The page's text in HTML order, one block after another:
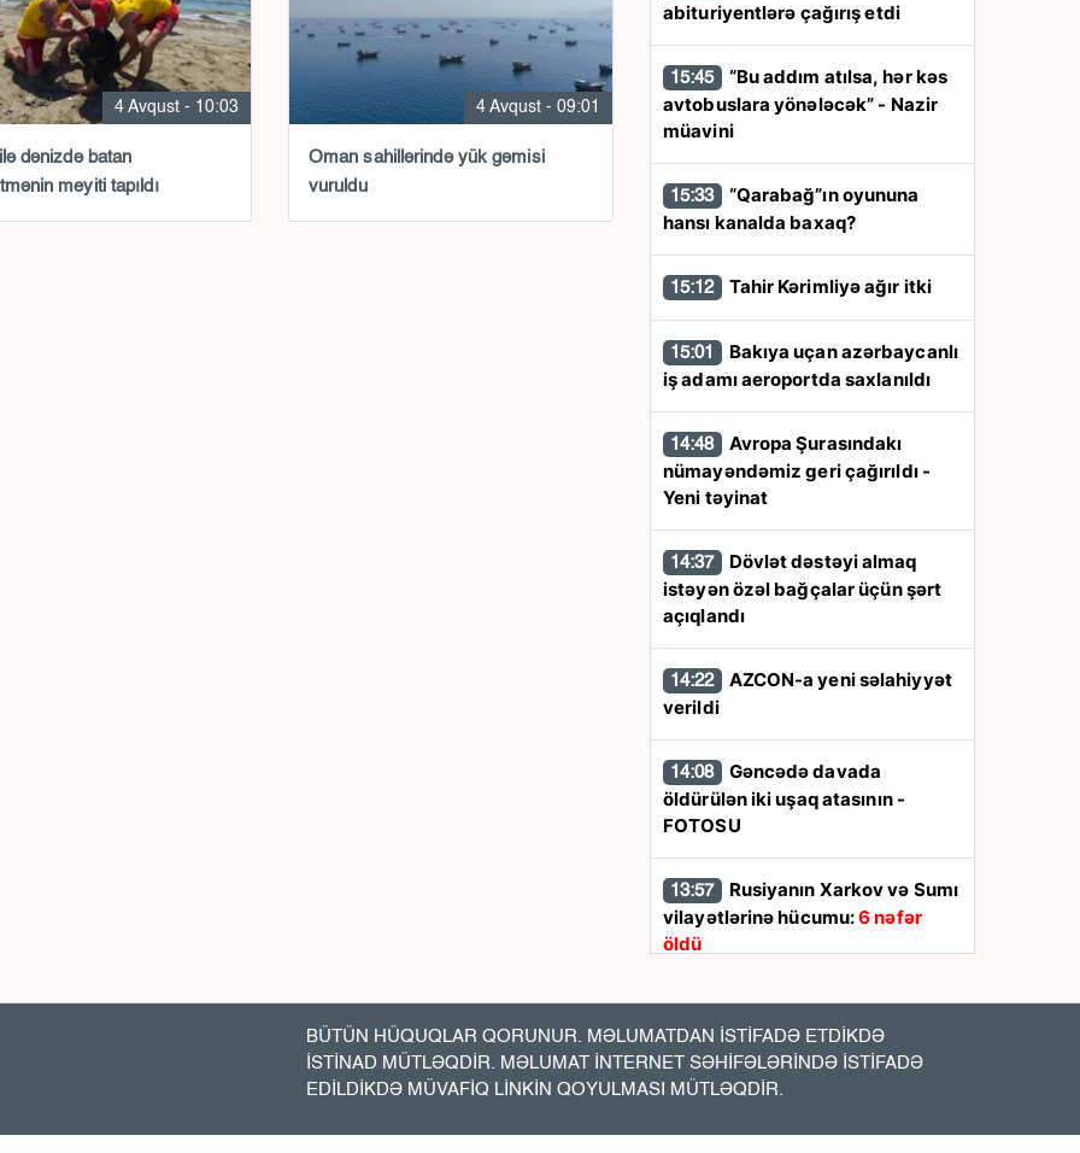
4 Avqust - 10:03
dənizdə batan
meyiti tapıldı
4 Avqust - 09:01
Oman sahillərində yük gəmisi
vuruldu
abituriyentlərə çağırış etdi
15:45
avtobuslara yönələcək” - Nazir
müavini
15:33
hansı kanalda baxaq?
15:12 Tahir Kərimliyə ağır itki
15:01
iş adamı aeroportda saxlanıldı
14:48
nümayəndəmiz geri çağırıldı -
Yeni təyinat
14:37
istəyən özəl bağçalar üçün şərt
açıqlandı
14:22
verildi
14:08
öldürülən iki uşaq atasının -
FOTOSU
13:57
vilayətlərinə hücumu:6 nəfər
öldü
13:48 Ukrayna Rusiyanın
Yaroslavl neft emalı zavodunu
vurdu
BÜTÜN HÜQUQLAR QORUNUR. MƏLUMATDAN İSTİFADƏ ETDİKDƏ
İSTİNAD MÜTLƏQDİR. MƏLUMAT İNTERNET SƏHİFƏLƏRİNDƏ İSTİFADƏ
EDİLDİKDƏ MÜVAFİQ LİNKİN QOYULMASI MÜTLƏQDİR.